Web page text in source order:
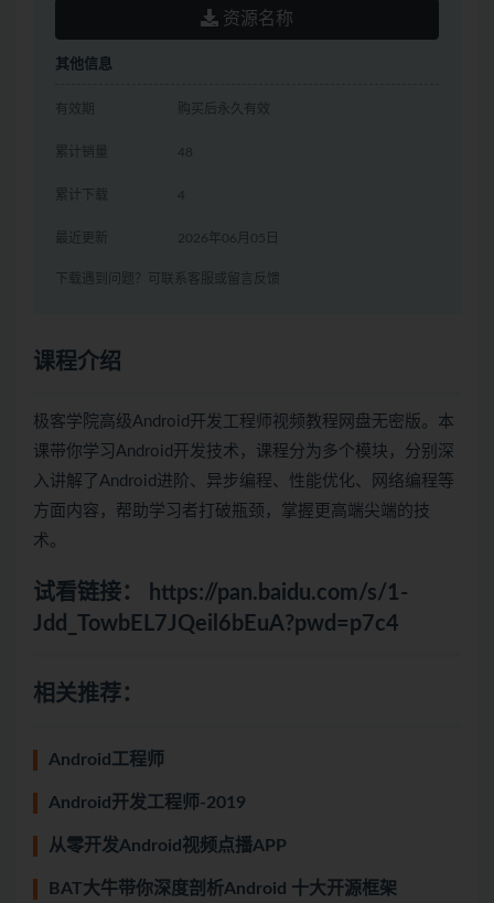
资源名称
其他信息
有效期 购买后永久有效
累计销量 48
累计下载 4
最近更新 2026年06月05日
下载遇到问题？可联系客服或留言反馈
课程介绍
极客学院高级Android开发工程师视频教程网盘无密版。本
课带你学习Android开发技术，课程分为多个模块，分别深
入讲解了Android进阶、异步编程、性能优化、网络编程等
方面内容，帮助学习者打破瓶颈，掌握更高端尖端的技
术。
试看链接：
https://pan.baidu.com/s/1-
Jdd_TowbEL7JQeil6bEuA?pwd=p7c4
相关推荐：
Android工程师
Android开发工程师-2019
从零开发Android视频点播APP
BAT大牛带你深度剖析Android 十大开源框架